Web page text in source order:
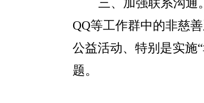
三、加强联系沟通。
QQ等工作群中的非慈
公益活动、特别是实施
题。